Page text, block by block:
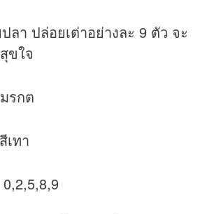
ลา ปล่อยเต่าอย่างละ 9 ตัว จะ
ขใจ
รกต
ทา